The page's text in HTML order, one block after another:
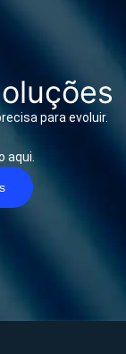
para evoluir.
aqui.